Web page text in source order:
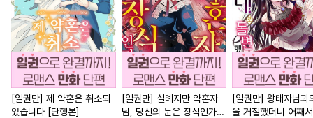
[일권만] 제 약혼은 취소되
었습니다 [단행본]
[일권만] 실례지만 약혼자
님, 당신의 눈은 장식인가
[일권만] 왕태자님과
을 거절했더니 어째